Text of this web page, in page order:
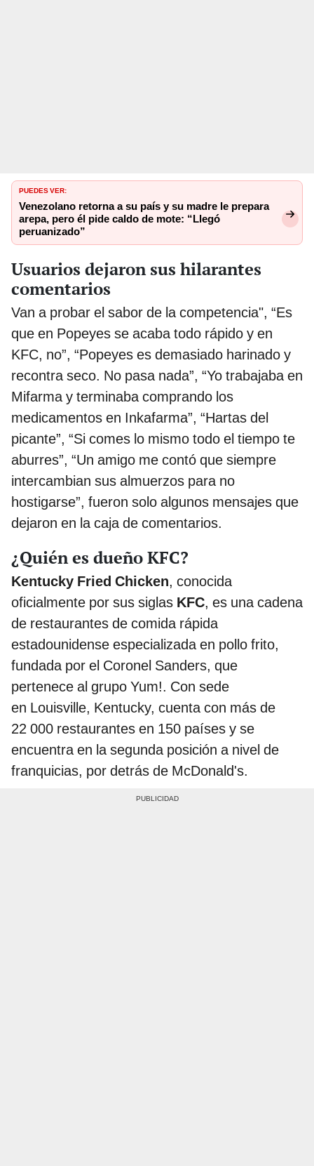
PUEDES VER:
Venezolano retorna a su país y su madre le prepara
arepa, pero él pide caldo de mote: “Llegó
peruanizado”
Usuarios dejaron sus hilarantes
comentarios
Van a probar el sabor de la competencia", “Es
que en Popeyes se acaba todo rápido y en
KFC, no”, “Popeyes es demasiado harinado y
recontra seco. No pasa nada”, “Yo trabajaba en
Mifarma y terminaba comprando los
medicamentos en Inkafarma”, “Hartas del
picante”, “Si comes lo mismo todo el tiempo te
aburres”, “Un amigo me contó que siempre
intercambian sus almuerzos para no
hostigarse”, fueron solo algunos mensajes que
dejaron en la caja de comentarios.
¿Quién es dueño KFC?
Kentucky Fried Chicken, conocida
oficialmente por sus siglas KFC, es una cadena
de restaurantes de comida rápida
estadounidense especializada en pollo frito,
fundada por el Coronel Sanders, que
pertenece al grupo Yum!. Con sede
en Louisville, Kentucky, cuenta con más de
22 000 restaurantes en 150 países y se
encuentra en la segunda posición a nivel de
franquicias, por detrás de McDonald's.